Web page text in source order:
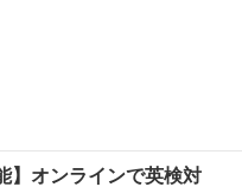
】オンラインで英検対